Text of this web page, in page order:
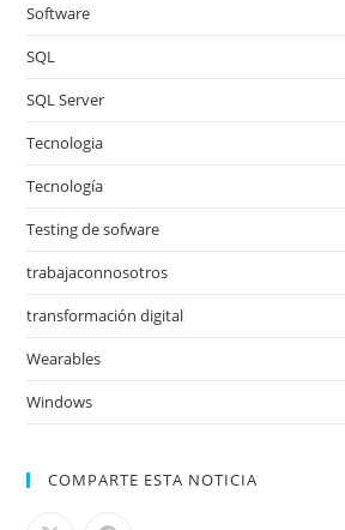
Software
SQL
SQL Server
Tecnologia
Tecnología
Testing de sofware
trabajaconnosotros
transformación digital
Wearables
Windows
COMPARTE ESTA NOTICIA